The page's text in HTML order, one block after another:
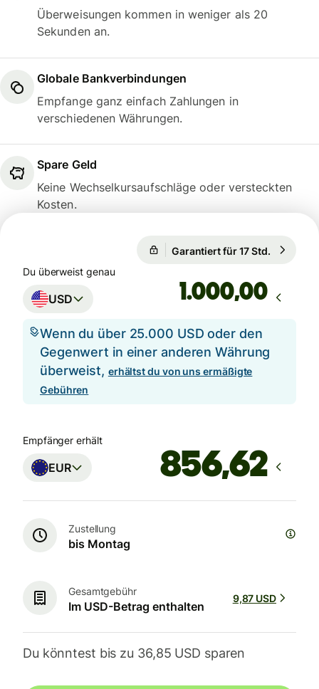
Überweisungen kommen in weniger als 20
Sekunden an.
Globale Bankverbindungen
Empfange ganz einfach Zahlungen in
verschiedenen Währungen.
Spare Geld
Keine Wechselkursaufschläge oder versteckten
Kosten.
Garantiert für 17 Std.
Du überweist genau
USD ,00
Wenn du über 25.000 USD oder den
Gegenwert in einer anderen Währung
überweist, erhältst du von uns ermäßigte
Gebühren
Empfänger erhält
EUR
Zustellung
bis Montag
Gesamtgebühr
Im USD-Betrag enthalten
9,87 USD
Du könntest bis zu 36,85 USD sparen